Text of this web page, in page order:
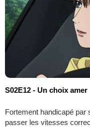
S02E12 - Un choix amer
Fortement handicapé par
passer les vitesses